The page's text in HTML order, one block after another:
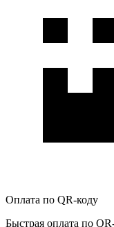
Оплата по QR-коду
Быстрая оплата по